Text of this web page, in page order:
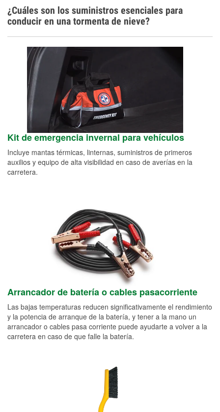
¿Cuáles son los suministros esenciales para
conducir en una tormenta de nieve?
Kit de emergencia invernal para vehículos
Incluye mantas térmicas, linternas, suministros de primeros
auxilios y equipo de alta visibilidad en caso de averías en la
carretera.
Arrancador de batería o cables pasacorriente
Las bajas temperaturas reducen significativamente el rendimiento
y la potencia de arranque de la batería, y tener a la mano un
arrancador o cables pasa corriente puede ayudarte a volver a la
carretera en caso de que falle la batería.